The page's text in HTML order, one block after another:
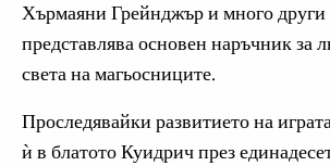
Хърмаяни Грейнджър и много други
представлява основен наръчник за
света на магьосниците.
Проследявайки развитието на
ѝ в блатото Куидрич през